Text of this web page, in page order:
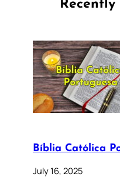
Recently
Bíblia Católica
July 16, 2025